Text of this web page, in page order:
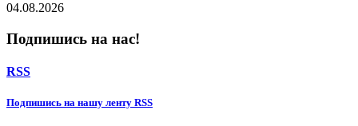
04.08.2026
Подпишись на нас!
RSS
Подпишиcь на нашу ленту RSS